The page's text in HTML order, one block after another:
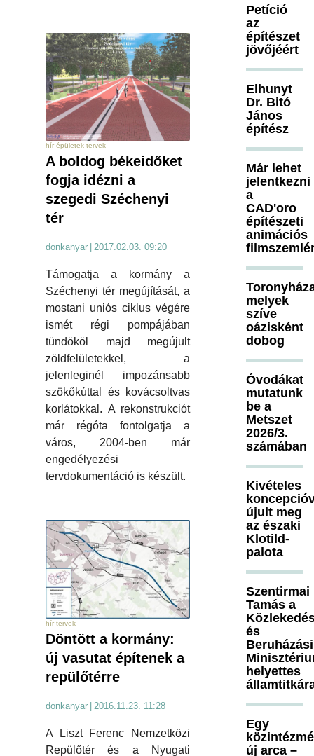
hír épületek tervek
A boldog békeidőket
fogja idézni a
szegedi Széchenyi
tér
donkanyar 2017.02.03. 09:20
Támogatja a kormány a
Széchenyi tér megújítását, a
mostani uniós ciklus végére
ismét régi pompájában
tündököl majd megújult
zöldfelületekkel, a
jelenleginél impozánsabb
szökőkúttal és kovácsoltvas
korlátokkal. A rekonstrukciót
már régóta fontolgatja a
város, 2004-ben már
engedélyezési
tervdokumentáció is készült.
hír tervek
Döntött a kormány:
új vasutat építenek a
repülőtérre
donkanyar | 2016.11.23. 11:28
A Liszt Ferenc Nemzetközi
Repülőtér és a Nyugati
Petíció
az
építészet
jövőjéért
Elhunyt
Dr. Bitó
János
építész
Már lehet
jelentkezni
a
CAD'oro
építészeti
animációs
melyek
szíve
oázisként
dobog
Óvodákat
mutatunk
be a
Metszet
2026/3.
számában
Kivételes
újult meg
az északi
Klotild-
palota
Szentirmai
Tamás a
és
Beruházási
helyettes
Egy
új arca –